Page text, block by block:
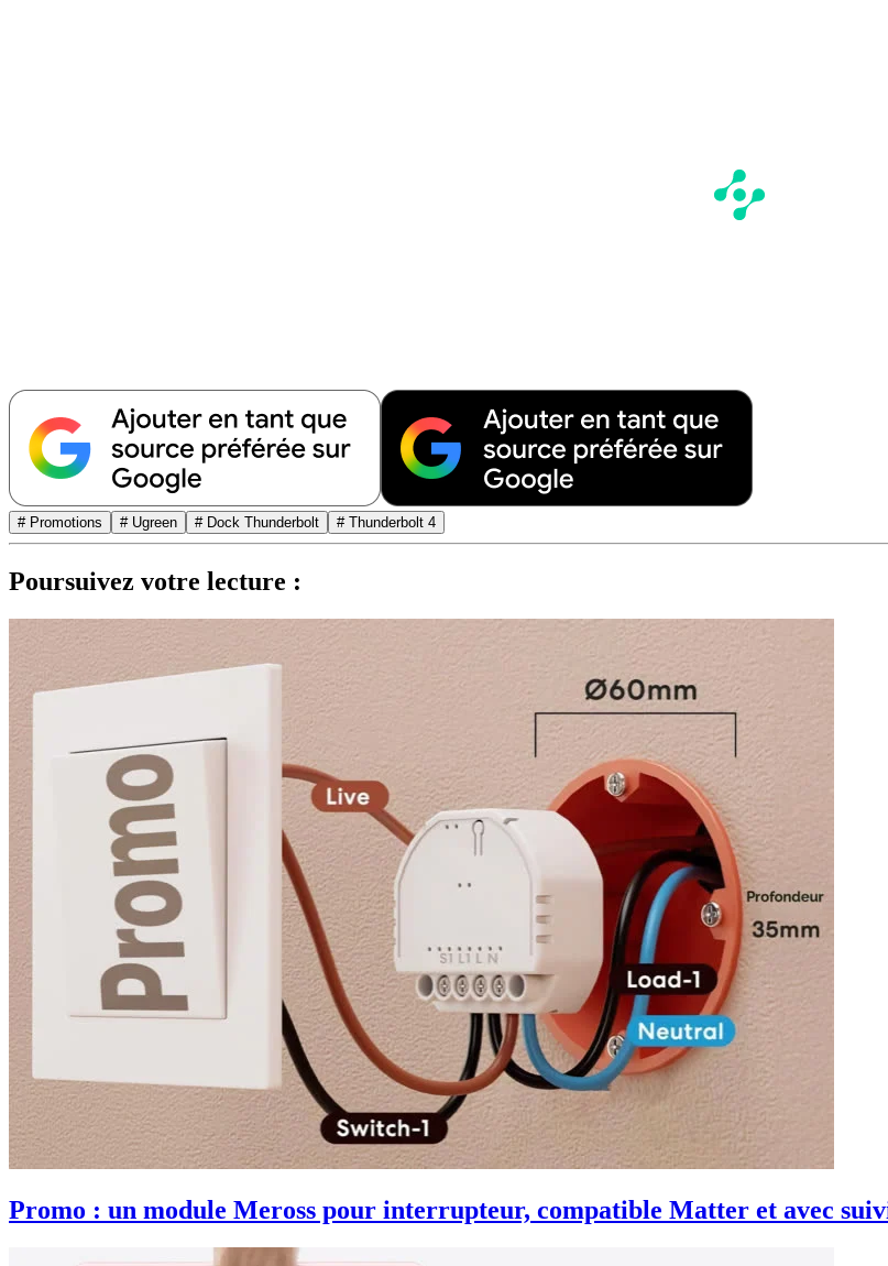
# Promotions # Ugreen # Dock Thunderbolt # Thunderbolt 4
Poursuivez votre lecture :
Promo : un module Meross pour interrupteur, compatible Matter et avec